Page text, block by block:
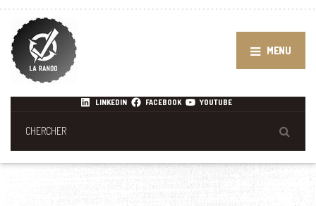
MENU
LINKEDIN FACEBOOK YOUTUBE